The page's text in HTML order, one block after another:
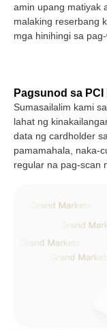
amin upang matiyak
malaking reserbang
mga hinihingi sa
Pagsunod sa PCI
Sumasailalim kami
lahat ng
data ng cardholder
pamamahala, naka-
regular na pag-scan